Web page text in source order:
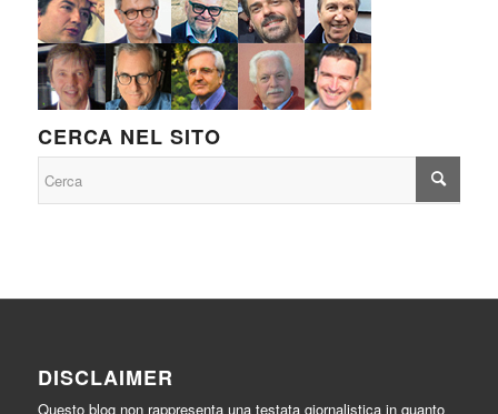
CERCA NEL SITO
DISCLAIMER
Questo blog non rappresenta una testata giornalistica in quanto